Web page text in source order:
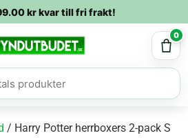
krkvar till fri frakt!
0
/ Harry Potter herrboxers 2-pack S